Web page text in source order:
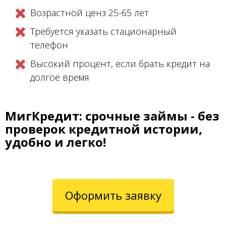
Возрастной ценз 25-65 лет
Требуется указать стационарный
телефон
Высокий процент, если брать кредит на
долгое время
МигКредит: срочные займы - без
проверок кредитной истории,
удобно и легко!
Оформить заявку